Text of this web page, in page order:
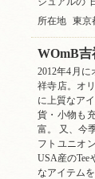
所在地
東京
WOmB吉
2012年4月
祥寺店。オ
に上質なア
貨・小物も
富。 又、今
フトユニオ
USA産の
なアイテム